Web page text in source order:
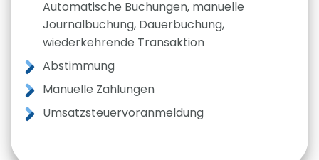
Automatische Buchungen, manuelle
Journalbuchung, Dauerbuchung,
wiederkehrende Transaktion
Abstimmung
Manuelle Zahlungen
Umsatzsteuervoranmeldung